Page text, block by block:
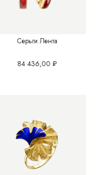
Серьги Лента
84 436,00 ₽